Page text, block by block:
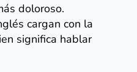
doloroso.
cargan con la
significa hablar